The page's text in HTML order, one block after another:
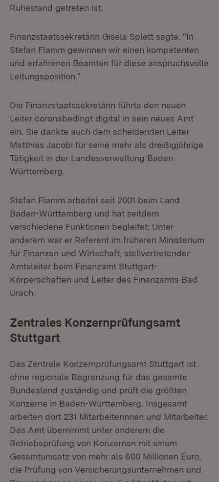
Ruhestand getreten ist.
Finanzstaatssekretärin Gisela Splett sagte: "In
Stefan Flamm gewinnen wir einen kompetenten
und erfahrenen Beamten für diese anspruchsvolle
Leitungsposition."
Die Finanzstaatssekretärin führte den neuen
Leiter coronabedingt digital in sein neues Amt
ein. Sie dankte auch dem scheidenden Leiter
Matthias Jacobi für seine mehr als dreißigjährige
Tätigkeit in der Landesverwaltung Baden-
Württemberg.
Stefan Flamm arbeitet seit 2001 beim Land
Baden-Württemberg und hat seitdem
verschiedene Funktionen begleitet: Unter
anderem war er Referent im früheren Ministerium
für Finanzen und Wirtschaft, stellvertretender
Amtsleiter beim Finanzamt Stuttgart-
Körperschaften und Leiter des Finanzamts Bad
Urach.
Zentrales Konzernprüfungsamt
Stuttgart
Das Zentrale Konzernprüfungsamt Stuttgart ist
ohne regionale Begrenzung für das gesamte
Bundesland zuständig und prüft die größten
Konzerne in Baden-Württemberg. Insgesamt
arbeiten dort 231 Mitarbeiterinnen und Mitarbeiter.
Das Amt übernimmt unter anderem die
Betriebsprüfung von Konzernen mit einem
Gesamtumsatz von mehr als 600 Millionen Euro,
die Prüfung von Versicherungsunternehmen und